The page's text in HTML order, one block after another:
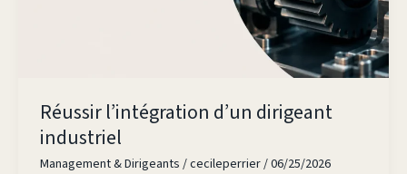
Réussir l’intégration d’un dirigeant
industriel
Management & Dirigeants /cecileperrier/06/25/2026